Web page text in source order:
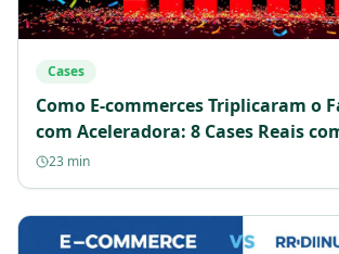
Cases
Como E-commerces Triplicaram o
com Aceleradora: 8 Cases Reais
Estratégias
23 min